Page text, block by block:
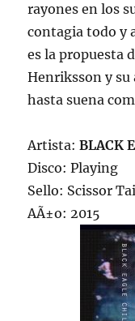
rayones en los
contagia todo y
es la propuesta
Henriksson y su
hasta suena
Artista:BLACK
Disco: Playing
Sello: Scissor
AÃ±o: 2015